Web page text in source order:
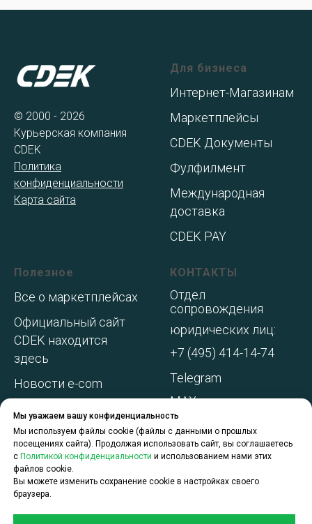
Мы уважаем вашу конфиденциальность
Мы используем файлы cookie (файлы с данными о прошлых
посещениях сайта). Продолжая использовать сайт, вы соглашаетесь
с Политикой конфиденциальности и использованием нами этих
файлов cookie.
Вы можете изменить сохранение cookie в настройках своего
браузера.
© 2000 - 2026
Курьерская компания
CDEK
Политика
конфиденциальности
Карта сайта
Для бизнеса
Интернет-Магазинам
Маркетплейсы
CDEK Документы
Фулфилмент
Международная
доставка
CDEK PAY
Полезное
Все о маркетплейсах
Официальный сайт
CDEK находится
здесь
Новости e-com
Акции и
спецпредложения
О компании
КОНТАКТЫ
Отдел
сопровождения
юридических лиц:
+7 (495) 414-14-74
Telegram
MAX
WhatsApp